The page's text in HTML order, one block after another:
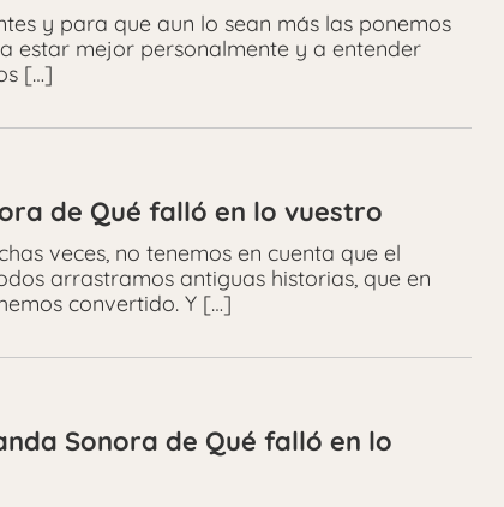
y para que aun lo sean más las ponemos
estar mejor personalmente y a entender
[…]
de Qué falló en lo vuestro
veces, no tenemos en cuenta que el
arrastramos antiguas historias, que en
convertido. Y […]
Sonora de Qué falló en lo